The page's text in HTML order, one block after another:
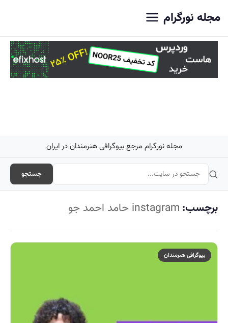
مجله نورگرام
مجله نورگرام مرجع بیوگرافی هنرمندان در ایران
جستجو
برچسب: instagram حامد احمد جو
بیوگرافی هنرمندان